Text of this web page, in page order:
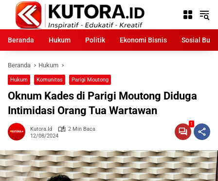
Langsung
konten
Beranda
Hukum Politik Ekonomi Bisnis Sosial
Beranda Hukum
Hukum Komunitas Parigi Moutong
Oknum Kades di Parigi Moutong Diduga
Intimidasi Orang Tua Wartawan
Kutora.id
2 Min Baca
12/08/2024
1